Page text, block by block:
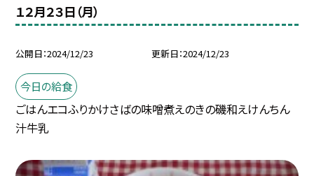
１２月２３日（月）
公開日 2024/12/23 更新日 2024/12/23
今日の給食
ごはんエコふりかけさばの味噌煮えのきの磯和えけんちん
汁牛乳